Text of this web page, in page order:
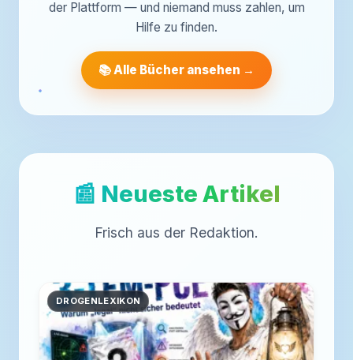
der Plattform — und niemand muss zahlen, um
Hilfe zu finden.
📚 Alle Bücher ansehen →
📰 Neueste Artikel
Frisch aus der Redaktion.
DROGENLEXIKON